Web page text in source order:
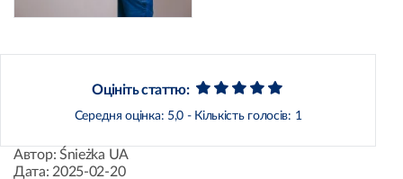
Оцініть статтю:
Середня оцінка: 5,0 - Кількість голосів: 1
Автор: Śnieżka UA
Дата: 2025-02-20